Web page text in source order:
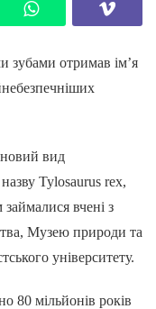
зубами отримав ім’я
вид
Tylosaurus rex,
вчені з
Музею природи та
університету.
80 мільйонів років